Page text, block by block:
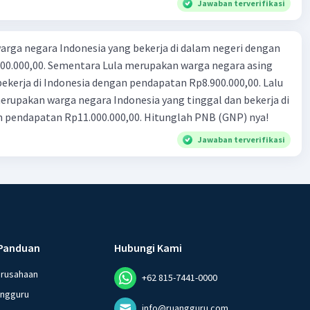
Jawaban terverifikasi
negara Indonesia yang bekerja di dalam negeri dengan
Lalu
yang tinggal dan bekerja di
Rp11.000.000,00. Hitunglah PNB (GNP) nya!
Jawaban terverifikasi
Hubungi Kami
+62 815-7441-0000